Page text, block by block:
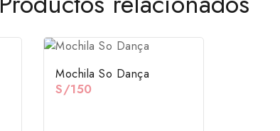
Mochila So Dança
S/150